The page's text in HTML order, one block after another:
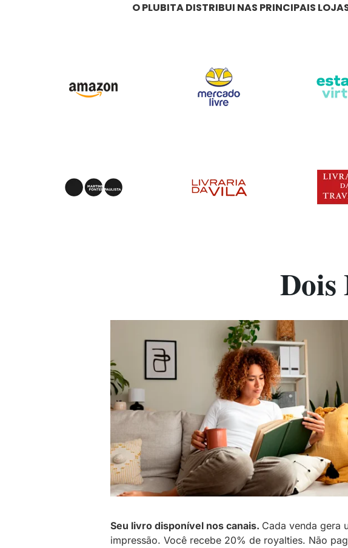
O PLUBITA DISTRIBUI NAS PRINCIPAIS
Dois
Seu livro disponível nos canais. Cada venda gera
impressão. Você recebe 20% de royalties. Não